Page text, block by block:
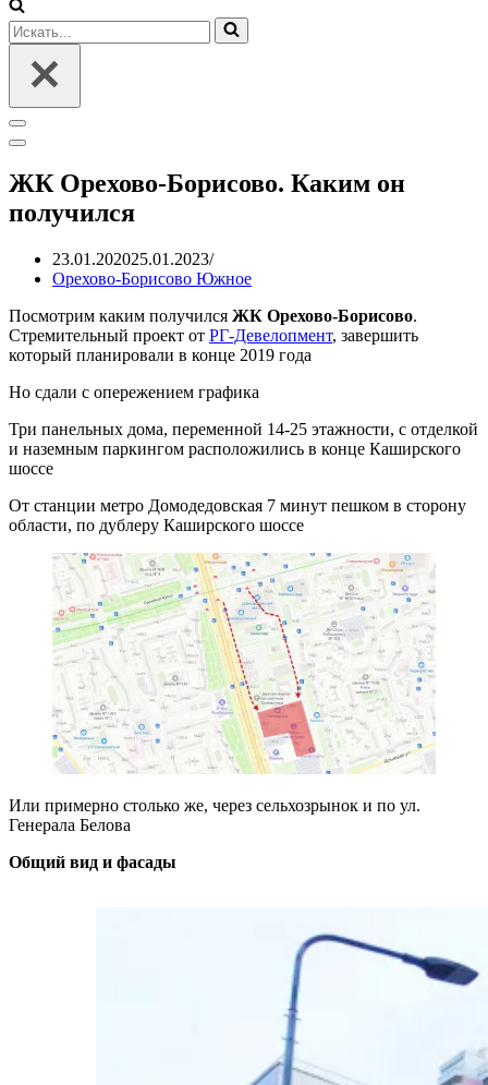
Искать...
Меню
навигации
Меню
ЖК Орехово-Борисово. Каким он
получился
23.01.202025.01.2023
Орехово-Борисово Южное
Посмотрим каким получился ЖК Орехово-Борисово.
Стремительный проект от РГ-Девелопмент, завершить
который планировали в конце 2019 года
Но сдали с опережением графика
Три панельных дома, переменной 14-25 этажности, с отделкой
и наземным паркингом расположились в конце Каширского
шоссе
От станции метро Домодедовская 7 минут пешком в сторону
области, по дублеру Каширского шоссе
Или примерно столько же, через сельхозрынок и по ул.
Генерала Белова
Общий вид и фасады